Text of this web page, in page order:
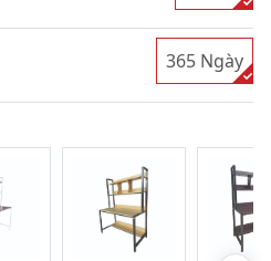
365 Ngày